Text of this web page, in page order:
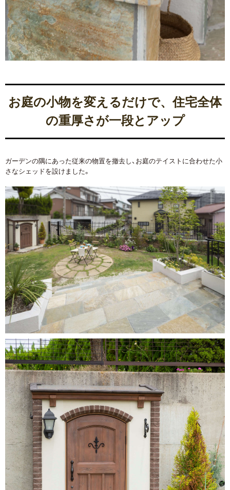
お庭の小物を変えるだけで、住宅全体
の重厚さが一段とアップ
ガーデンの隅にあった従来の物置を撤去し、お庭のテイストに合わせた小
さなシェッドを設けました。